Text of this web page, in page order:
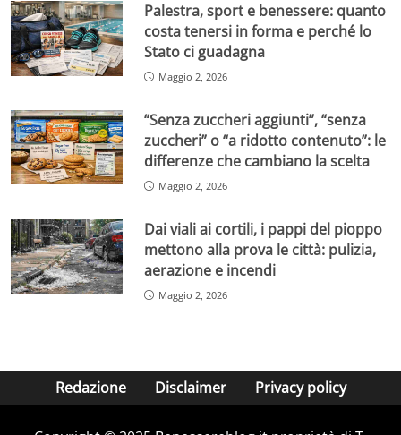
Palestra, sport e benessere: quanto
costa tenersi in forma e perché lo
Stato ci guadagna
Maggio 2, 2026
“Senza zuccheri aggiunti”, “senza
zuccheri” o “a ridotto contenuto”: le
differenze che cambiano la scelta
Maggio 2, 2026
Dai viali ai cortili, i pappi del pioppo
mettono alla prova le città: pulizia,
aerazione e incendi
Maggio 2, 2026
Redazione Disclaimer Privacy policy